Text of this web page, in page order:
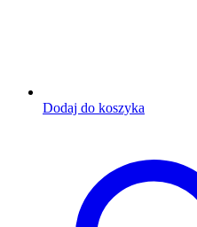
Dodaj do koszyka